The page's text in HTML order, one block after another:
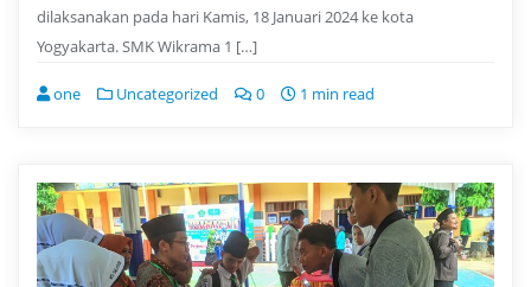
dilaksanakan pada hari Kamis, 18 Januari 2024 ke kota
Yogyakarta. SMK Wikrama 1 […]
one Uncategorized 0 1 min read